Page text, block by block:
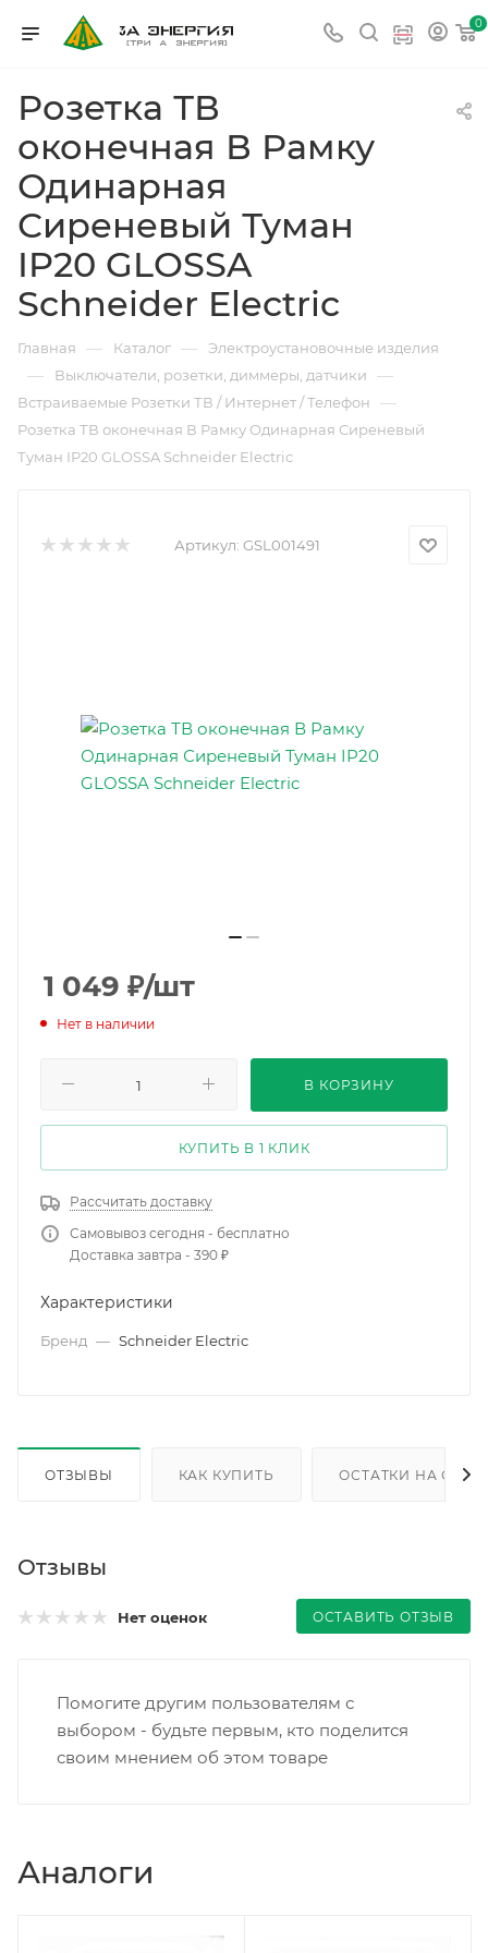
0
Розетка ТВ
оконечная В Рамку
Одинарная
Сиреневый Туман
IP20 GLOSSA
Schneider Electric
Главная — Каталог — Электроустановочные изделия
— Выключатели, розетки, диммеры, датчики —
Встраиваемые Розетки ТВ / Интернет / Телефон —
Розетка ТВ оконечная В Рамку Одинарная Сиреневый
Туман IP20 GLOSSA Schneider Electric
Артикул: GSL001491
1 049 ₽/шт
Нет в наличии
В КОРЗИНУ
КУПИТЬ В 1 КЛИК
Рассчитать доставку
Самовывоз сегодня - бесплатно
Доставка завтра - 390 ₽
Характеристики
Бренд — Schneider Electric
ОТЗЫВЫ КАК КУПИТЬ ОСТАТКИ НА
Отзывы
Нет оценок ОСТАВИТЬ ОТЗЫВ
Помогите другим пользователям с
выбором - будьте первым, кто поделится
своим мнением об этом товаре
Аналоги